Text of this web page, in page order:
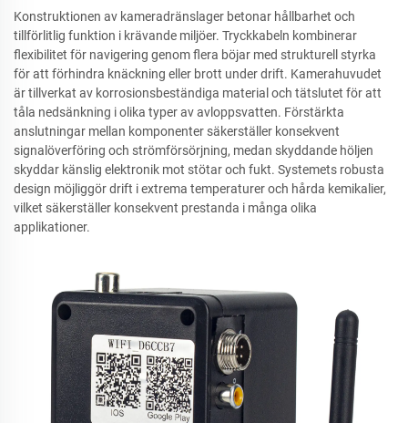
Konstruktionen av kameradränslager betonar hållbarhet och
tillförlitlig funktion i krävande miljöer. Tryckkabeln kombinerar
flexibilitet för navigering genom flera böjar med strukturell styrka
för att förhindra knäckning eller brott under drift. Kamerahuvudet
är tillverkat av korrosionsbeständiga material och tätslutet för att
tåla nedsänkning i olika typer av avloppsvatten. Förstärkta
anslutningar mellan komponenter säkerställer konsekvent
signalöverföring och strömförsörjning, medan skyddande höljen
skyddar känslig elektronik mot stötar och fukt. Systemets robusta
design möjliggör drift i extrema temperaturer och hårda kemikalier,
vilket säkerställer konsekvent prestanda i många olika
applikationer.